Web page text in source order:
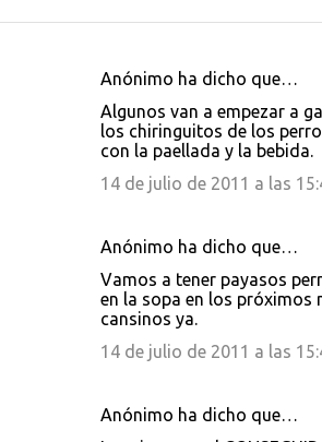
Anónimo ha dicho que…
Algunos van a empezar a
los chiringuitos de los
con la paellada y la bebida.
14 de julio de 2011 a las
Anónimo ha dicho que…
Vamos a tener payasos
en la sopa en los próximos
cansinos ya.
14 de julio de 2011 a las
Anónimo ha dicho que…